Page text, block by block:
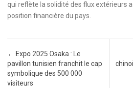
qui reflète la solidité des flux extérieurs
position financière du pays.
Post navigation
← Expo 2025 Osaka : Le
pavillon tunisien franchit le cap
symbolique des 500 000
visiteurs